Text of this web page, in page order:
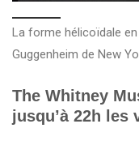
La forme hélicoïdale
Guggenheim de New
The Whitney
jusqu’à 22h les